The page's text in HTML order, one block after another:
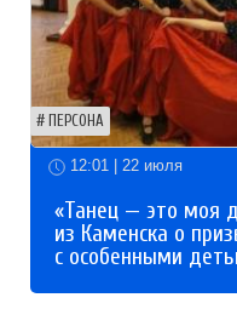
ПЕРСОНА
12:01 | 22 июля
«Танец — это моя
из Каменска о
с особенными